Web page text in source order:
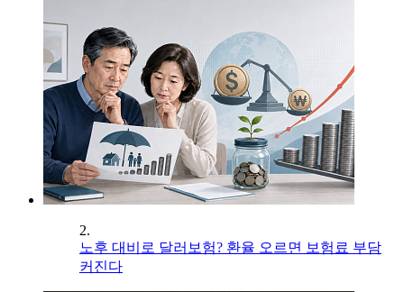
2.
노후 대비로 달러보험? 환율 오르면 보험료 부담
커진다